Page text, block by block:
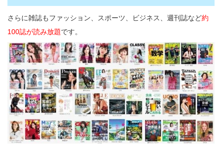
さらに雑誌もファッション、スポーツ、ビジネス、週刊誌など約
100誌が読み放題です。